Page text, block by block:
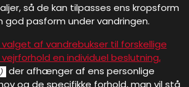
så de kan tilpasses ens kropsform
god pasform under vandringen.
af vandrebukser til forskellige
en individuel beslutning,
der afhænger af ens personlige
og de specifikke forhold, man vil stå